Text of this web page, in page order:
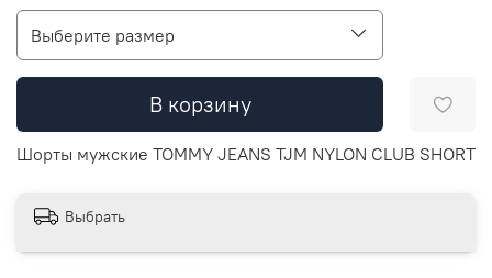
Выберите размер
В корзину
Шорты мужские TOMMY JEANS TJM NYLON CLUB SHORT
Выбрать